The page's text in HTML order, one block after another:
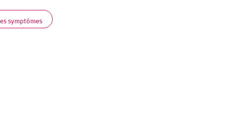
symptômes